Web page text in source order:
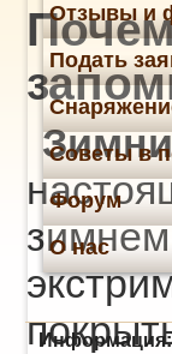
Отзывы и
Подать
Советы в
Форум
О нас
Информация: